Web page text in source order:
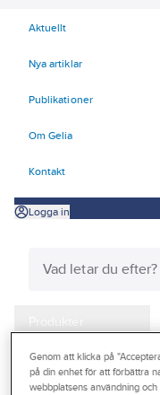
Aktuellt
Nya artiklar
Publikationer
Om Gelia
Kontakt
Logga in
Produkter
Kampanjer
Outlet
Gelia Produkter
Gelia
Genom att klicka på
på din enhet för att förbättra
webbplatsens användning